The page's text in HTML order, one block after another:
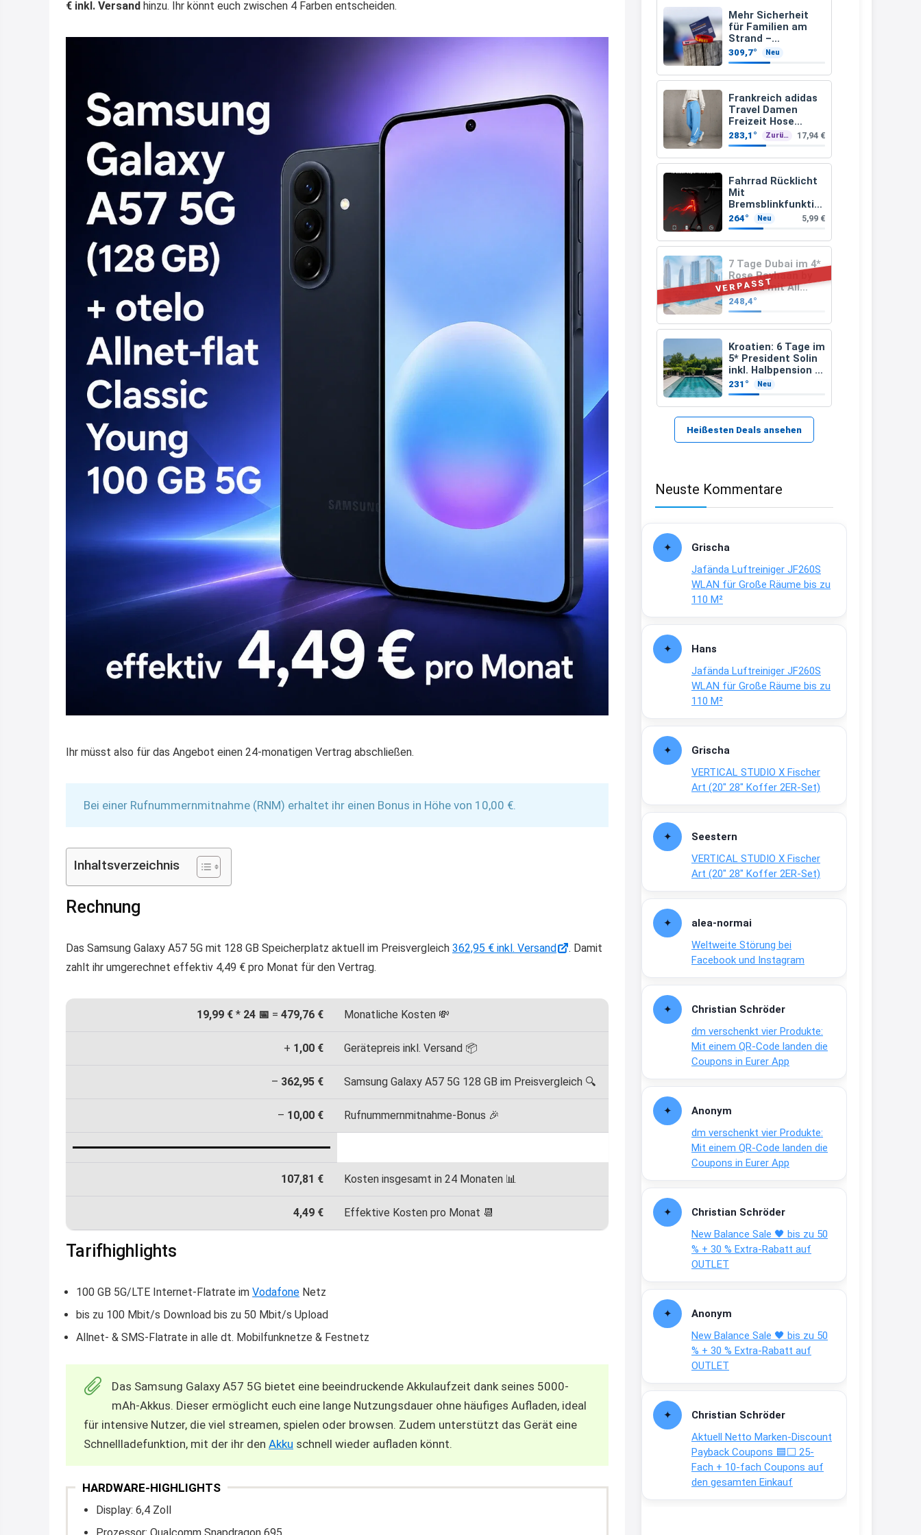
€ inkl. Versand hinzu. Ihr könnt euch zwischen 4 Farben entscheiden.
Ihr müsst also für das Angebot einen 24-monatigen Vertrag abschließen.
Bei einer Rufnummernmitnahme (RNM) erhaltet ihr einen Bonus in Höhe von 10,00 €.
Inhaltsverzeichnis
Rechnung
Das Samsung Galaxy A57 5G mit 128 GB Speicherplatz aktuell im Preisvergleich 362,95 € inkl. Versand
. Damit
zahlt ihr umgerechnet effektiv 4,49 € pro Monat für den Vertrag.
19,99 € * 24 📅 = 479,76 € Monatliche Kosten 💸
+ 1,00 € Gerätepreis inkl. Versand 📦
– 362,95 € Samsung Galaxy A57 5G 128 GB im Preisvergleich 🔍
– 10,00 € Rufnummernmitnahme-Bonus 🎉
107,81 € Kosten insgesamt in 24 Monaten 📊
4,49 € Effektive Kosten pro Monat 📆
Tarifhighlights
100 GB 5G/LTE Internet-Flatrate im Vodafone Netz
bis zu 100 Mbit/s Download bis zu 50 Mbit/s Upload
Allnet- & SMS-Flatrate in alle dt. Mobilfunknetze & Festnetz
Das Samsung Galaxy A57 5G bietet eine beeindruckende Akkulaufzeit dank seines 5000-
mAh-Akkus. Dieser ermöglicht euch eine lange Nutzungsdauer ohne häufiges Aufladen, ideal
für intensive Nutzer, die viel streamen, spielen oder browsen. Zudem unterstützt das Gerät eine
Schnellladefunktion, mit der ihr den Akku schnell wieder aufladen könnt.
HARDWARE-HIGHLIGHTS
Display: 6,4 Zoll
Prozessor: Qualcomm Snapdragon 695
Mehr Sicherheit
für Familien am
Strand –
kostenloses
Kindersuchband
der DLRG
309,7° Neu
Frankreich adidas
Travel Damen
Freizeit Hose
JC8618 (Gr. 2XS bis
3XL)
283,1° Zurück 17,94 €
Fahrrad Rücklicht
Mit
Bremsblinkfunktio
n (StVZO
zugelassenen)
264° Neu 5,99 €
VERPASST
7 Tage Dubai im 4*
Rose Rayhaan by
Rotana mit All
Inclusive & Flügen
ab 681 €
248,4°
Kroatien: 6 Tage im
5* President Solin
inkl. Halbpension &
Flug ab 458 € pro
Person
231° Neu
Heißesten Deals ansehen
Neuste Kommentare
Grischa
Jafända Luftreiniger JF260S
WLAN für Große Räume bis zu
110 M²
Hans
Jafända Luftreiniger JF260S
WLAN für Große Räume bis zu
110 M²
Grischa
VERTICAL STUDIO X Fischer
Art (20″ 28″ Koffer 2ER-Set)
Seestern
VERTICAL STUDIO X Fischer
Art (20″ 28″ Koffer 2ER-Set)
alea-normai
Weltweite Störung bei
Facebook und Instagram
Christian Schröder
dm verschenkt vier Produkte:
Mit einem QR-Code landen die
Coupons in Eurer App
Anonym
dm verschenkt vier Produkte:
Mit einem QR-Code landen die
Coupons in Eurer App
Christian Schröder
New Balance Sale 🖤 bis zu 50
% + 30 % Extra-Rabatt auf
OUTLET
Anonym
New Balance Sale 🖤 bis zu 50
% + 30 % Extra-Rabatt auf
OUTLET
Christian Schröder
Aktuell Netto Marken-Discount
Payback Coupons 🟦⬜ 25-
Fach + 10-fach Coupons auf
den gesamten Einkauf
müsste schon stornieren und
nochmal bestellen, da man
Rabattcodes oder auch
Geschenkgutscheine im
Warenkorb oder an der Kasse
VOR dem Kauf einlösen kann.
17:06
↩
Och siche den Gutschein
fürmeggelebaguetts
Kerstin
Meggle bagett Gutschein code
21:37
↩
Kerstin
Bei EDEKA
↩
29.07www.haribo.com/de-
↩
Joachim
Ab diesem Jahr gibt es keine
Fielmann-Blinkis mehr / wurde
www.fielmann-
group.com/blinkis...
13:44
dich zu sehen, alles gut?
15:01
An 01.08. / Sensodyne Rabatt 3€
/ max. 15.000www.erlebe-
↩
www.meineapotheke.de/
2:19
↩
Joachim
www.linda.de/vorteile/coupons/...
2:21
↩
Gratis Hitzewarn-Aufkleber /
verfärbt sich ab 28 Grad /siehe
Text weiter unten
shop.bioeg.de/aufkleber-
achtun...
↩
Joachim
Gratis personalisierte 7-Tage
Ration Micronährstoffe/ Vitamine
↩
Joachim